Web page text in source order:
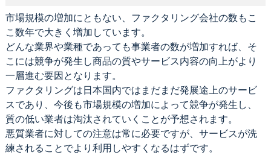
市場規模の増加にともない、ファクタリング会社の数もこ
こ数年で大きく増加しています。
どんな業界や業種であっても事業者の数が増加すれば、そ
こには競争が発生し商品の質やサービス内容の向上がより
一層進む要因となります。
ファクタリングは日本国内ではまだまだ発展途上のサービ
スであり、今後も市場規模の増加によって競争が発生し、
質の低い業者は淘汰されていくことが予想されます。
悪質業者に対しての注意は常に必要ですが、サービスが洗
練されることでより利用しやすくなるはずです。